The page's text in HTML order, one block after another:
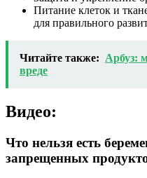
Питание клеток и
для правильного
Читайте также: Арбуз:
вреде
Видео:
Что нельзя есть
запрещенных